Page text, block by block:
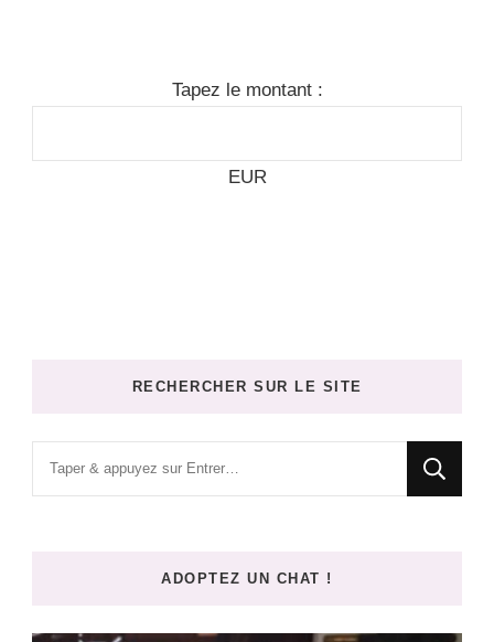
Tapez le montant :
EUR
RECHERCHER SUR LE SITE
ADOPTEZ UN CHAT !